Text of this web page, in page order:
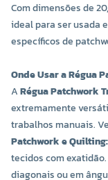
Com dimensões de
ideal para ser usada
específicos de
Onde Usar a Régua
ARégua Patchwork
extremamente
trabalhos manuais.
Patchwork e Quilting:
tecidos com
diagonais ou em